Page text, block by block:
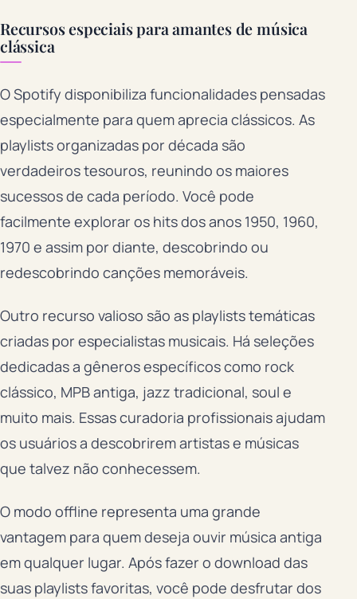
Recursos especiais para amantes de música
clássica
O Spotify disponibiliza funcionalidades pensadas
especialmente para quem aprecia clássicos. As
playlists organizadas por década são
verdadeiros tesouros, reunindo os maiores
sucessos de cada período. Você pode
facilmente explorar os hits dos anos 1950, 1960,
1970 e assim por diante, descobrindo ou
redescobrindo canções memoráveis.
Outro recurso valioso são as playlists temáticas
criadas por especialistas musicais. Há seleções
dedicadas a gêneros específicos como rock
clássico, MPB antiga, jazz tradicional, soul e
muito mais. Essas curadoria profissionais ajudam
os usuários a descobrirem artistas e músicas
que talvez não conhecessem.
O modo offline representa uma grande
vantagem para quem deseja ouvir música antiga
em qualquer lugar. Após fazer o download das
suas playlists favoritas, você pode desfrutar dos